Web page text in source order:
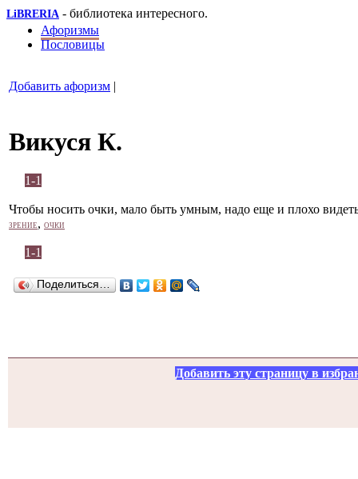
LiBRERIA - библиотека интересного.
Афоризмы
Пословицы
Добавить афоризм |
Викуся К.
1-1
Чтобы носить очки, мало быть умным, надо еще и плохо
ЗРЕНИЕ , ОЧКИ
1-1
Поделиться…
Добавить эту страницу в